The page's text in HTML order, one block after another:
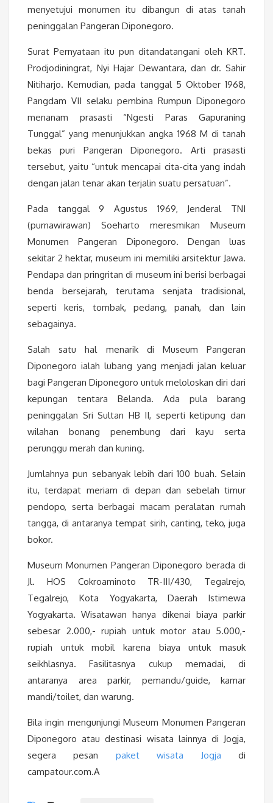
menyetujui monumen itu dibangun di atas tanah
peninggalan Pangeran Diponegoro.
Surat Pernyataan itu pun ditandatangani oleh KRT.
Prodjodiningrat, Nyi Hajar Dewantara, dan dr. Sahir
Nitiharjo. Kemudian, pada tanggal 5 Oktober 1968,
Pangdam VII selaku pembina Rumpun Diponegoro
menanam prasasti “Ngesti Paras Gapuraning
Tunggal” yang menunjukkan angka 1968 M di tanah
bekas puri Pangeran Diponegoro. Arti prasasti
tersebut, yaitu “untuk mencapai cita-cita yang indah
dengan jalan tenar akan terjalin suatu persatuan”.
Pada tanggal 9 Agustus 1969, Jenderal TNI
(purnawirawan) Soeharto meresmikan Museum
Monumen Pangeran Diponegoro. Dengan luas
sekitar 2 hektar, museum ini memiliki arsitektur Jawa.
Pendapa dan pringritan di museum ini berisi berbagai
benda bersejarah, terutama senjata tradisional,
seperti keris, tombak, pedang, panah, dan lain
sebagainya.
Salah satu hal menarik di Museum Pangeran
Diponegoro ialah lubang yang menjadi jalan keluar
bagi Pangeran Diponegoro untuk meloloskan diri dari
kepungan tentara Belanda. Ada pula barang
peninggalan Sri Sultan HB II, seperti ketipung dan
wilahan bonang penembung dari kayu serta
perunggu merah dan kuning.
Jumlahnya pun sebanyak lebih dari 100 buah. Selain
itu, terdapat meriam di depan dan sebelah timur
pendopo, serta berbagai macam peralatan rumah
tangga, di antaranya tempat sirih, canting, teko, juga
bokor.
Museum Monumen Pangeran Diponegoro berada di
Jl. HOS Cokroaminoto TR-III/430, Tegalrejo,
Tegalrejo, Kota Yogyakarta, Daerah Istimewa
Yogyakarta. Wisatawan hanya dikenai biaya parkir
sebesar 2.000,- rupiah untuk motor atau 5.000,-
rupiah untuk mobil karena biaya untuk masuk
seikhlasnya. Fasilitasnya cukup memadai, di
antaranya area parkir, pemandu/guide, kamar
mandi/toilet, dan warung.
Bila ingin mengunjungi Museum Monumen Pangeran
Diponegoro atau destinasi wisata lainnya di Jogja,
segera pesan paket wisata Jogja di
campatour.com.A